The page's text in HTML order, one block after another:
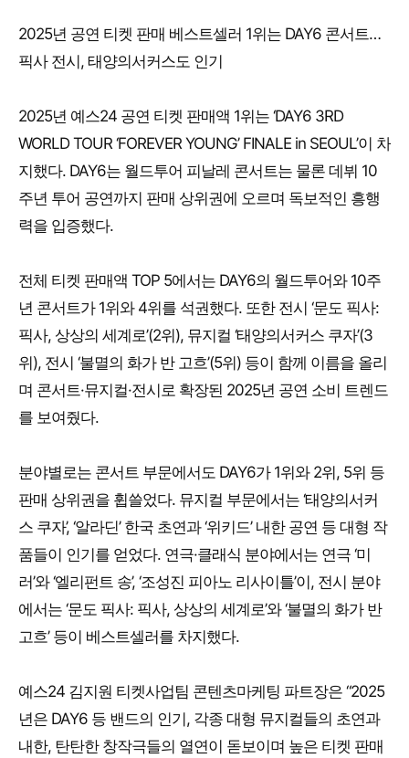
2025년 공연 티켓 판매 베스트셀러 1위는 DAY6 콘서트…
픽사 전시, 태양의서커스도 인기
2025년 예스24 공연 티켓 판매액 1위는 ‘DAY6 3RD
WORLD TOUR ‘FOREVER YOUNG’ FINALE in SEOUL’이 차
지했다. DAY6는 월드투어 피날레 콘서트는 물론 데뷔 10
주년 투어 공연까지 판매 상위권에 오르며 독보적인 흥행
력을 입증했다.
전체 티켓 판매액 TOP 5에서는 DAY6의 월드투어와 10주
년 콘서트가 1위와 4위를 석권했다. 또한 전시 ‘문도 픽사:
픽사, 상상의 세계로’(2위), 뮤지컬 ‘태양의서커스 쿠자’(3
위), 전시 ‘불멸의 화가 반 고흐’(5위) 등이 함께 이름을 올리
며 콘서트·뮤지컬·전시로 확장된 2025년 공연 소비 트렌드
를 보여줬다.
분야별로는 콘서트 부문에서도 DAY6가 1위와 2위, 5위 등
판매 상위권을 휩쓸었다. 뮤지컬 부문에서는 ‘태양의서커
스 쿠자’, ‘알라딘’ 한국 초연과 ‘위키드’ 내한 공연 등 대형 작
품들이 인기를 얻었다. 연극·클래식 분야에서는 연극 ‘미
러’와 ‘엘리펀트 송’, ‘조성진 피아노 리사이틀’이, 전시 분야
에서는 ‘문도 픽사: 픽사, 상상의 세계로’와 ‘불멸의 화가 반
고흐’ 등이 베스트셀러를 차지했다.
예스24 김지원 티켓사업팀 콘텐츠마케팅 파트장은 “2025
년은 DAY6 등 밴드의 인기, 각종 대형 뮤지컬들의 초연과
내한, 탄탄한 창작극들의 열연이 돋보이며 높은 티켓 판매